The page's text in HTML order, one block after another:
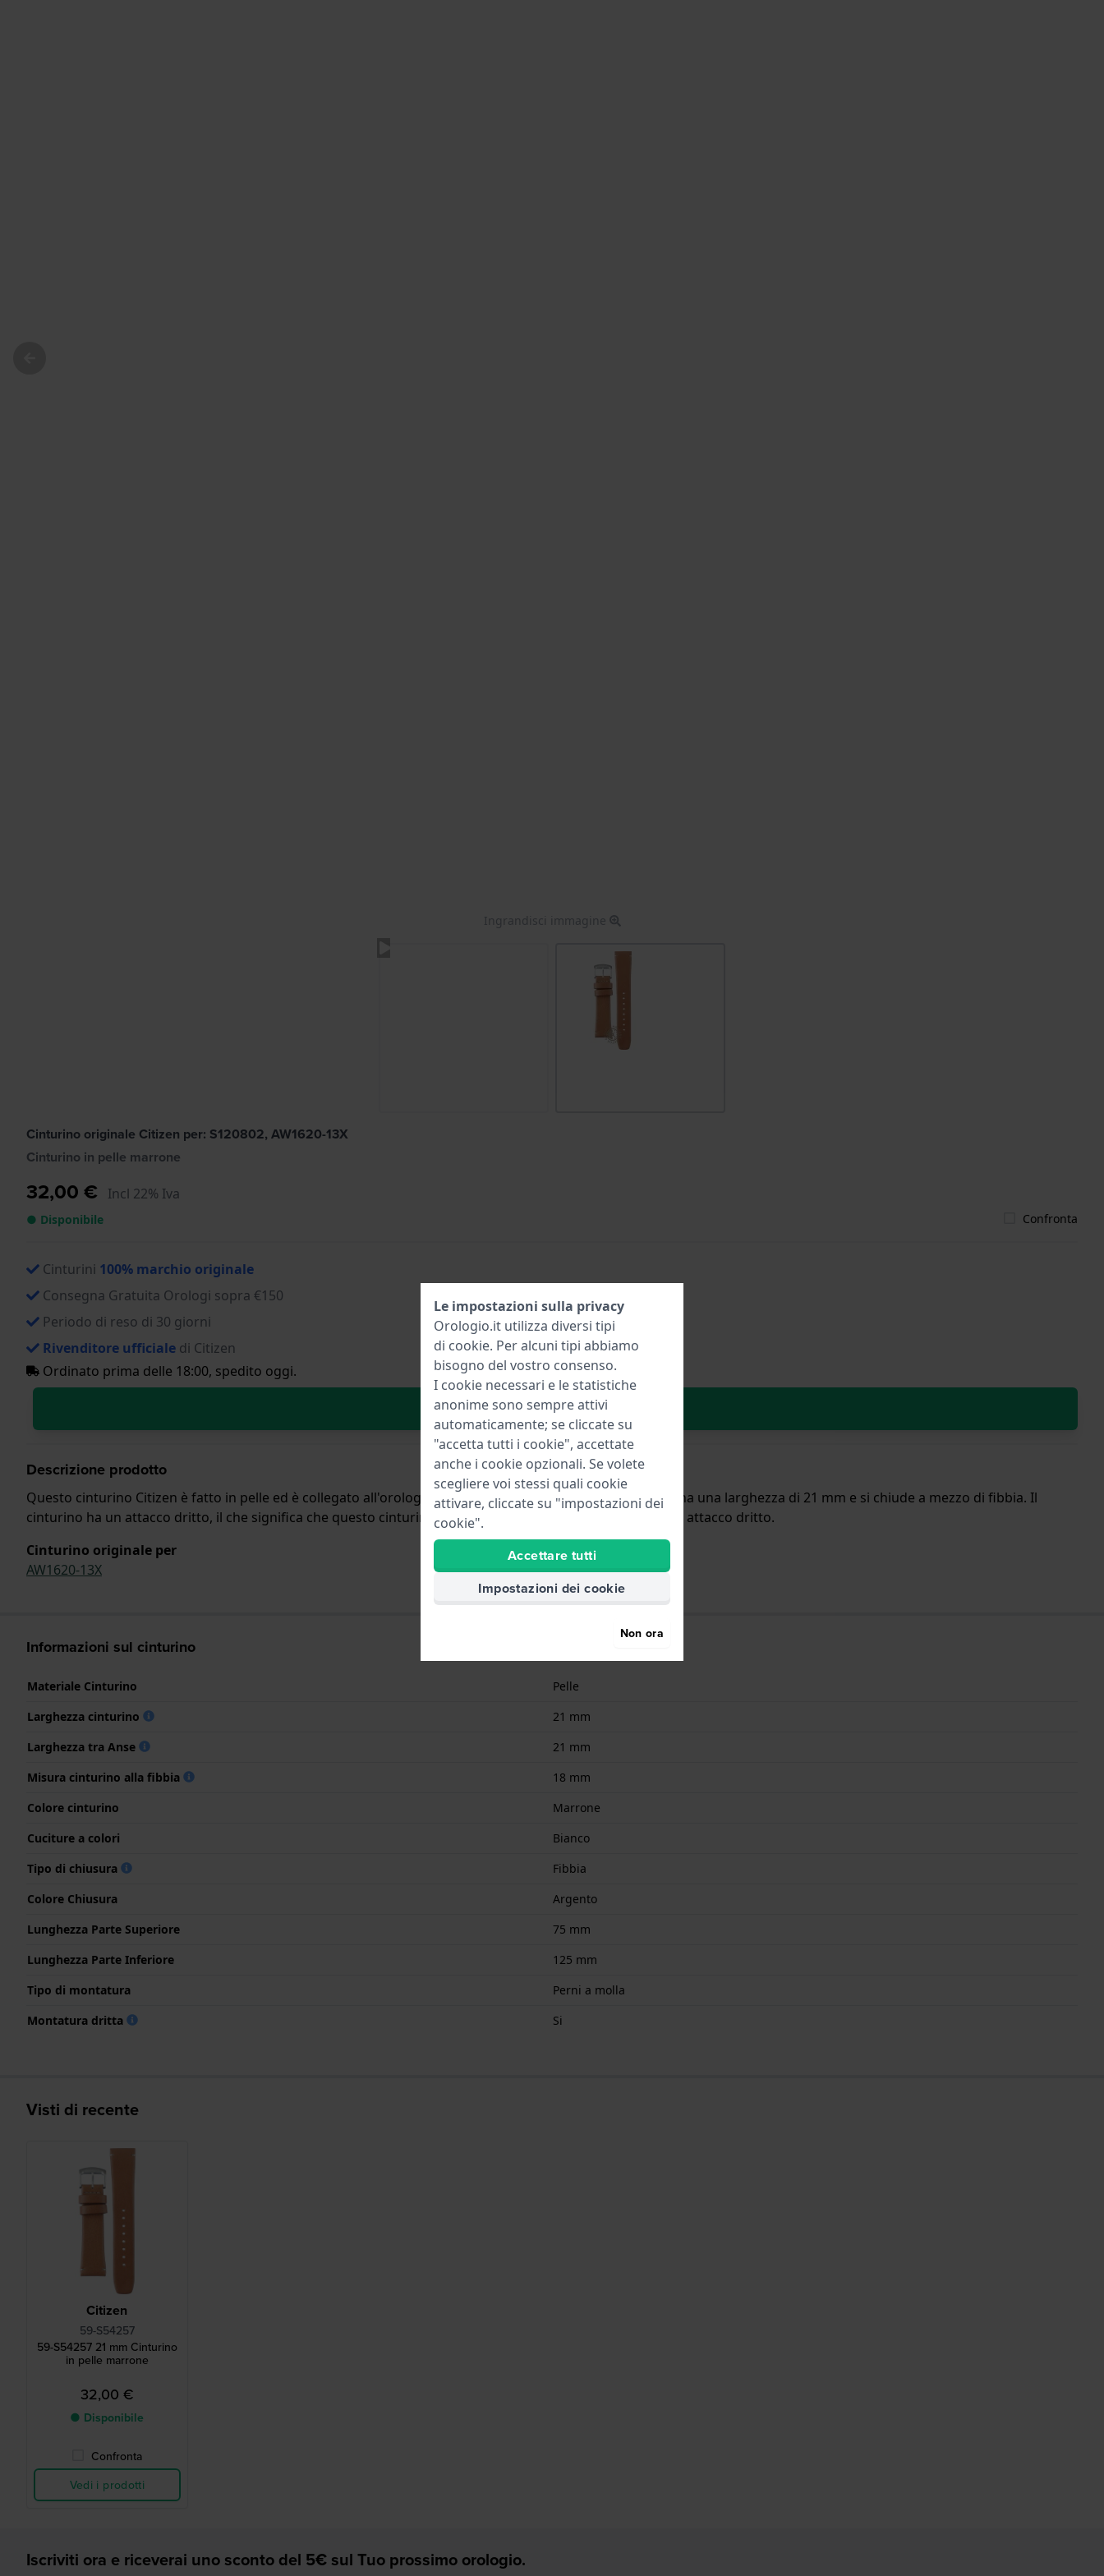
Ingrandisci immagine
Cinturino originale Citizen per: S120802, AW1620-13X
Cinturino in pelle marrone
32,00 € Incl 22% Iva
● Disponibile Confronta
Cinturini 100% marchio originale
Consegna Gratuita Orologi sopra €150
Periodo di reso di 30 giorni
Rivenditore ufficiale di Citizen
Ordinato prima delle 18:00, spedito oggi.
Aggiungi al carrello
Descrizione prodotto
Questo cinturino Citizen è fatto in pelle ed è collegato all'orologio per mezzo di perni a molla. Il cinturino ha una larghezza di 21 mm e si chiude a mezzo di fibbia. Il
cinturino ha un attacco dritto, il che significa che questo cinturino è adatto a tutti gli orologi di Citizen con attacco dritto.
Cinturino originale per
AW1620-13X
Informazioni sul cinturino
Materiale Cinturino
Pelle
Larghezza cinturino
21 mm
Larghezza tra Anse
21 mm
Misura cinturino alla fibbia
18 mm
Colore cinturino
Marrone
Cuciture a colori
Bianco
Tipo di chiusura
Fibbia
Colore Chiusura
Argento
Lunghezza Parte Superiore
75 mm
Lunghezza Parte Inferiore
125 mm
Tipo di montatura
Perni a molla
Montatura dritta
Si
Visti di recente
Citizen
59-S54257
59-S54257 21 mm Cinturino
in pelle marrone
32,00 €
● Disponibile
Confronta
Vedi i prodotti
Iscriviti ora e riceverai uno sconto del 5€ sul Tuo prossimo orologio.
Le impostazioni sulla privacy
Orologio.it utilizza diversi tipi
di cookie. Per alcuni tipi abbiamo
bisogno del vostro consenso.
I cookie necessari e le statistiche
anonime sono sempre attivi
automaticamente; se cliccate su
"accetta tutti i cookie", accettate
anche i cookie opzionali. Se volete
scegliere voi stessi quali cookie
attivare, cliccate su "impostazioni dei
cookie".
Accettare tutti
Impostazioni dei cookie
Non ora